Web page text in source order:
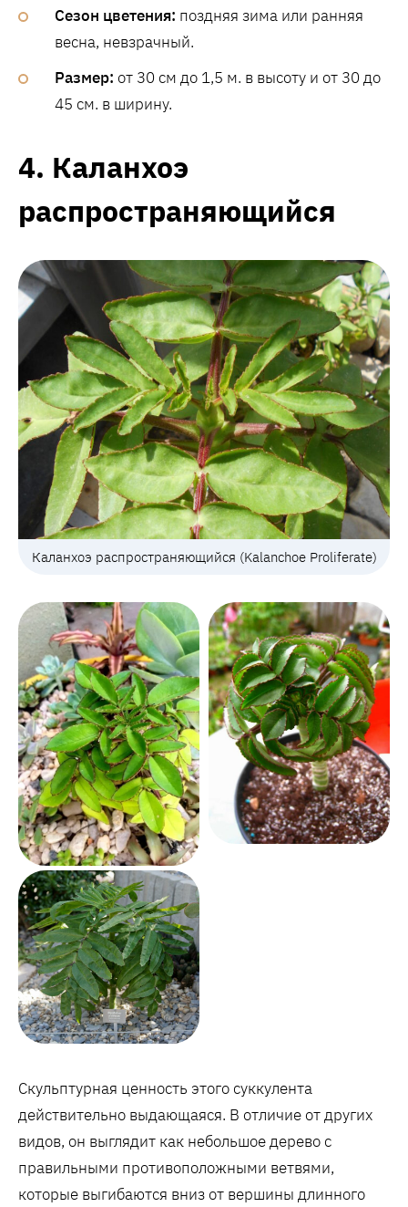
Сезон цветения: поздняя зима или ранняя
весна, невзрачный.
Размер: от 30 см до 1,5 м. в высоту и от 30 до
45 см. в ширину.
4. Каланхоэ
распространяющийся
Каланхоэ распространяющийся (Kalanchoe Proliferate)
Скульптурная ценность этого суккулента
действительно выдающаяся. В отличие от других
видов, он выглядит как небольшое дерево с
правильными противоположными ветвями,
которые выгибаются вниз от вершины длинного